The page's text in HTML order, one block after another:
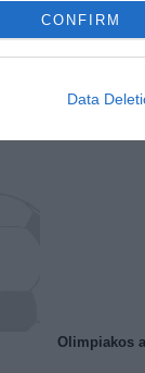
CONFIRM
Data
Olimpiakos